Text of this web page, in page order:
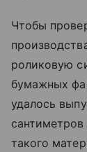
Чтобы
роликовую
бумажных
удалось
такого